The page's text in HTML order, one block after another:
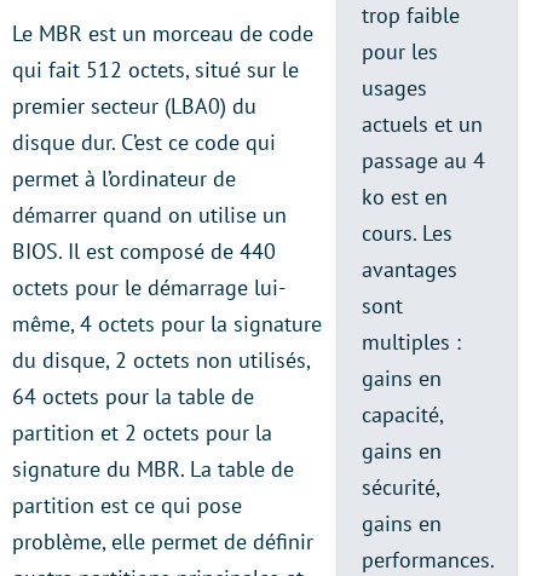
trop faible
pour les
usages
actuels et un
passage au 4
ko est en
cours. Les
avantages
sont
multiples :
gains en
capacité,
gains en
sécurité,
gains en
performances.
Le MBR est un morceau de code
qui fait 512 octets, situé sur le
premier secteur (LBA0) du
disque dur. C’est ce code qui
permet à l’ordinateur de
démarrer quand on utilise un
BIOS. Il est composé de 440
octets pour le démarrage lui-
même, 4 octets pour la signature
du disque, 2 octets non utilisés,
64 octets pour la table de
partition et 2 octets pour la
signature du MBR. La table de
partition est ce qui pose
problème, elle permet de définir